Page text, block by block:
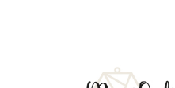
la
contenu